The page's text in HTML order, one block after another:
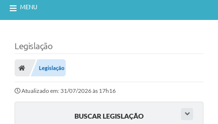
MENU
Legislação
Legislação
Atualizado em: 31/07/2026 às 17h16
BUSCAR LEGISLAÇÃO